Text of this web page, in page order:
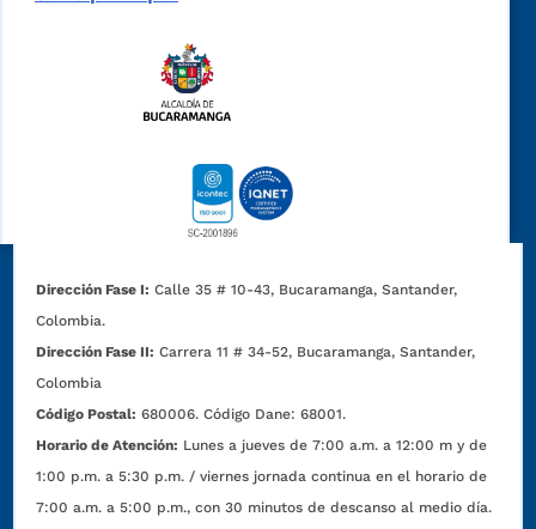
Dirección Fase I: Calle 35 # 10-43, Bucaramanga, Santander,
Colombia.
Dirección Fase II: Carrera 11 # 34-52, Bucaramanga, Santander,
Colombia
Código Postal: 680006. Código Dane: 68001.
Horario de Atención: Lunes a jueves de 7:00 a.m. a 12:00 m y de
1:00 p.m. a 5:30 p.m. / viernes jornada continua en el horario de
7:00 a.m. a 5:00 p.m., con 30 minutos de descanso al medio día.